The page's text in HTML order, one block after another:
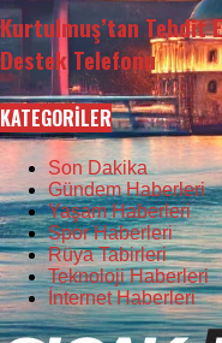
Kurtulmuş’tan Tehdit
Destek Telefonu
KATEGORİLER
Son Dakika
Gündem Haberleri
Yaşam Haberleri
Spor Haberleri
Rüya Tabirleri
Teknoloji Haberleri
İnternet Haberleri